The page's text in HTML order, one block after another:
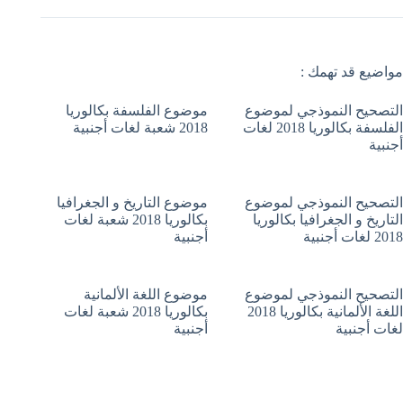
مواضيع قد تهمك :
التصحيح النموذجي لموضوع
الفلسفة بكالوريا 2018 لغات
أجنبية
موضوع الفلسفة بكالوريا
2018 شعبة لغات أجنبية
التصحيح النموذجي لموضوع
التاريخ و الجغرافيا بكالوريا
2018 لغات أجنبية
موضوع التاريخ و الجغرافيا
بكالوريا 2018 شعبة لغات
أجنبية
التصحيح النموذجي لموضوع
اللغة الألمانية بكالوريا 2018
لغات أجنبية
موضوع اللغة الألمانية
بكالوريا 2018 شعبة لغات
أجنبية